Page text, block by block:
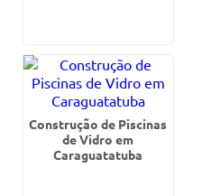
Construção de Piscinas
de Vidro em
Caraguatatuba